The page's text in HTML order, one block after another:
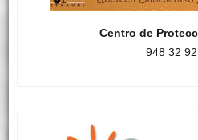
Centro de
948 32